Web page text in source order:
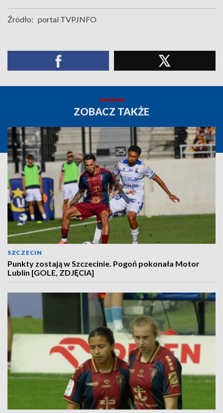
Źródło: portal TVP.INFO
ZOBACZ TAKŻE
SZCZECIN
Punkty zostają w Szczecinie. Pogoń pokonała Motor
Lublin [GOLE, ZDJĘCIA]